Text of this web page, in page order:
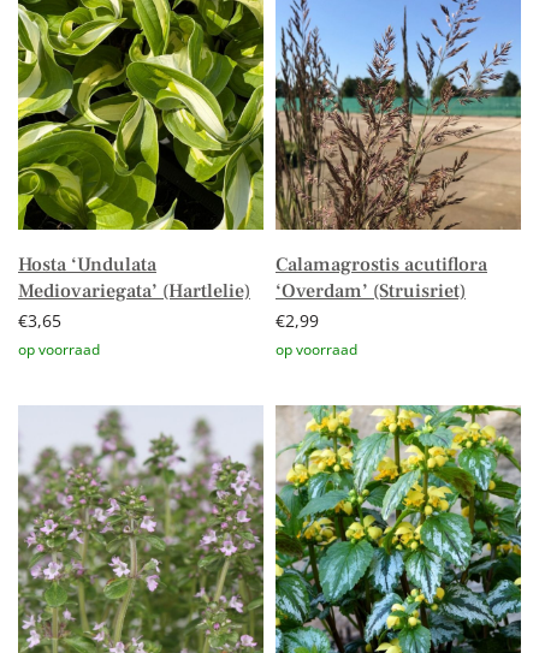
Hosta ‘Undulata
Mediovariegata’ (Hartlelie)
€3,65
Calamagrostis acutiflora
‘Overdam’ (Struisriet)
€2,99